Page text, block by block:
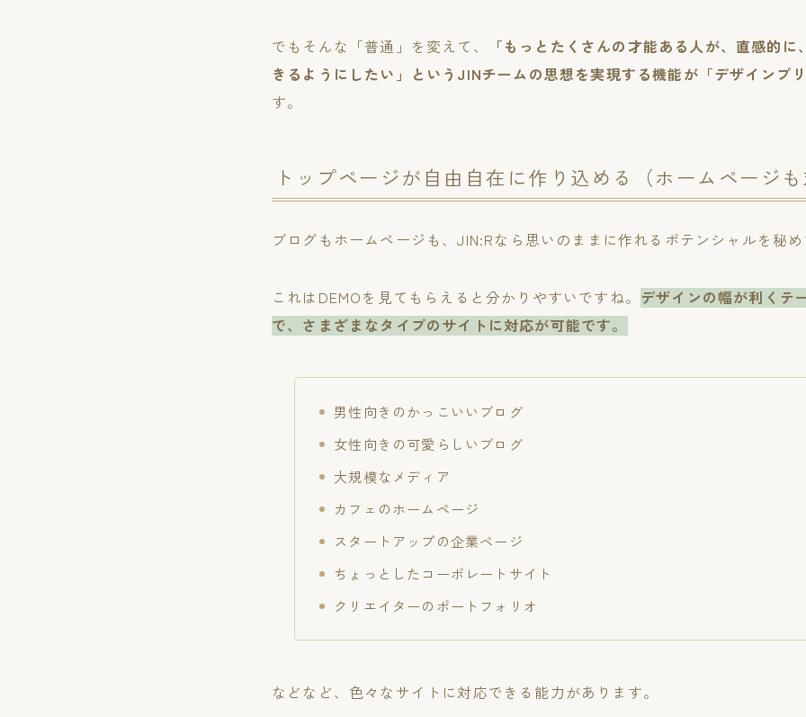
でもそんな「普通」を変えて、
「もっとたくさんの才能ある人が、直感的に
きるようにしたい」というJINチームの思想を実現する機能が「デザインプリ
す。
トップページが自由自在に作り込める（ホームページも
ブログもホームページも、JIN:Rなら思いのままに作れるポテンシャルを秘め
これはDEMOを見てもらえると分かりやすいですね。 デザインの幅が利くテ
で、さまざまなタイプのサイトに対応が可能です。
男性向きのかっこいいブログ
女性向きの可愛らしいブログ
大規模なメディア
カフェのホームページ
スタートアップの企業ページ
ちょっとしたコーポレートサイト
クリエイターのポートフォリオ
などなど、色々なサイトに対応できる能力があります。